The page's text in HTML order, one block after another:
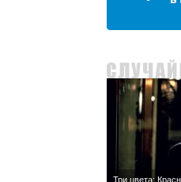
Три цвета: